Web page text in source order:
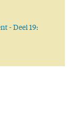
- Deel 19: